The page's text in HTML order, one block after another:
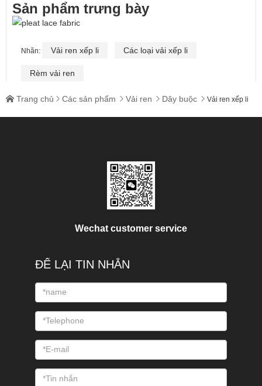
Sản phẩm trưng bày
Nhãn: Vải ren xếp li Các loại vải xếp li
Rèm vải ren
 Trang chủ  Các sản phẩm  Vải ren  Dây buộc  Vải ren xếp li
Wechat customer service
ĐỂ LẠI TIN NHẮN